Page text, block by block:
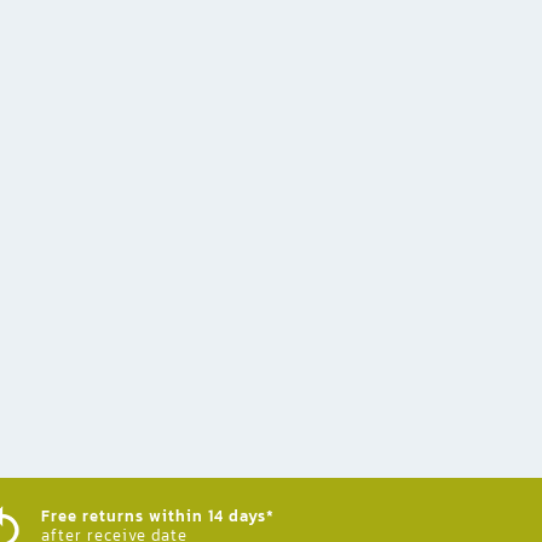
Free returns within 14 days*
after receive date